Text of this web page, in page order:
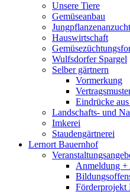
Unsere Tiere
Gemüseanbau
Jungpflanzenanzucht
Hauswirtschaft
Wulfsdorfer Spargel
Selber gärtnern
Vormerkung
Eindrücke
Landschafts- und
Imkerei
Staudengärtnerei
Lernort Bauernhof
Anmeldung +
Förderprojekt